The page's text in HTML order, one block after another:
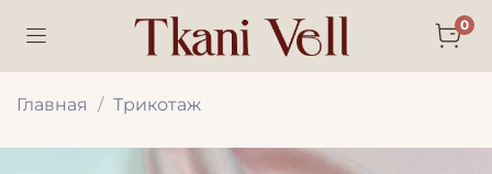
0
Главная Трикотаж